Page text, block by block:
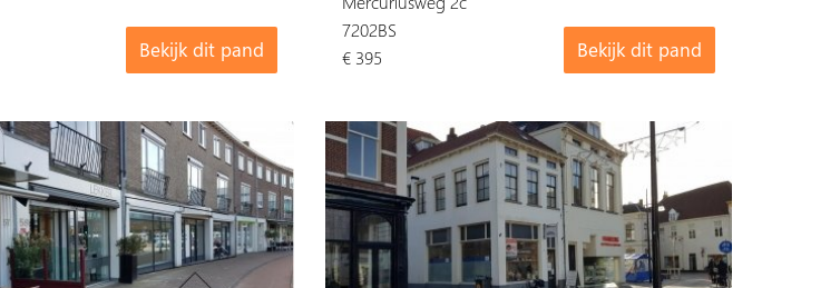
Bekijk dit pand Bekijk dit pand
7202BS
€ 395